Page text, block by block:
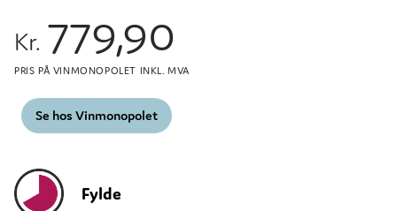
Kr. 779,90
PRIS PÅ VINMONOPOLET INKL. MVA
Se hos Vinmonopolet
Fylde